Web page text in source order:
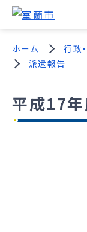
ホーム 行政
派遣報告
平成17